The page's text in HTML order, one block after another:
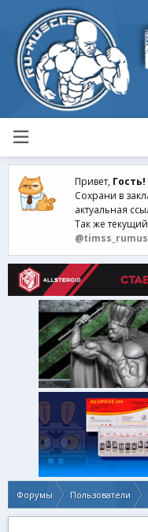
Привет, Гость!
Сохрани в
актуальная
Так же
Форумы Пользователи